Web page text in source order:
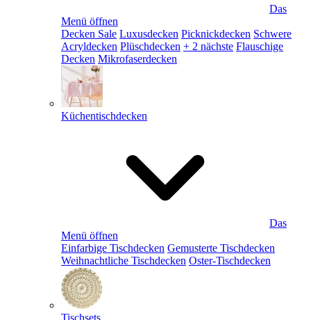
Das
Menü öffnen
Decken Sale Luxusdecken Picknickdecken Schwere
Acryldecken Plüschdecken + 2 nächste Flauschige
Decken Mikrofaserdecken
Küchentischdecken
Das
Menü öffnen
Einfarbige Tischdecken Gemusterte Tischdecken
Weihnachtliche Tischdecken Oster-Tischdecken
Tischsets